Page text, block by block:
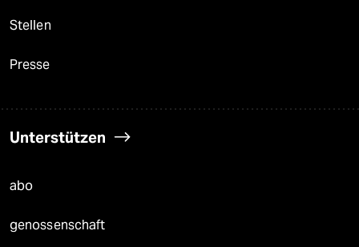
Stellen
Presse
Unterstützen
abo
genossenschaft